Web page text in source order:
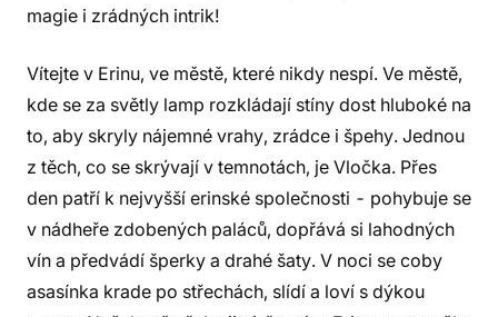
magie i zrádných intrik!
Vítejte v Erinu, ve městě, které nikdy nespí. Ve městě,
kde se za světly lamp rozkládají stíny dost hluboké na
to, aby skryly nájemné vrahy, zrádce i špehy. Jednou
z těch, co se skrývají v temnotách, je Vločka. Přes
den patří k nejvyšší erinské společnosti - pohybuje se
v nádheře zdobených paláců, dopřává si lahodných
vín a předvádí šperky a drahé šaty. V noci se coby
asasínka krade po střechách, slídí a loví s dýkou